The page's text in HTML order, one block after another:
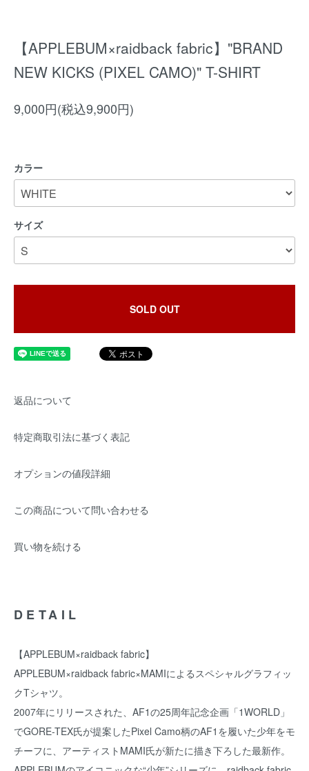
【APPLEBUM×raidback fabric】"BRAND
NEW KICKS (PIXEL CAMO)" T-SHIRT
9,000円(税込9,900円)
カラー
サイズ
SOLD OUT
返品について
特定商取引法に基づく表記
オプションの値段詳細
この商品について問い合わせる
買い物を続ける
DETAIL
【APPLEBUM×raidback fabric】
APPLEBUM×raidback fabric×MAMIによるスペシャルグラフィッ
クTシャツ。
2007年にリリースされた、AF1の25周年記念企画「1WORLD」
でGORE-TEX氏が提案したPixel Camo柄のAF1を履いた少年をモ
チーフに、アーティストMAMI氏が新たに描き下ろした最新作。